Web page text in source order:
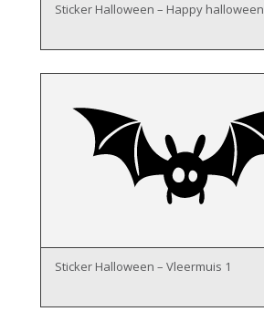
Sticker Halloween – Happy halloween
Sticker Halloween – Vleermuis 1